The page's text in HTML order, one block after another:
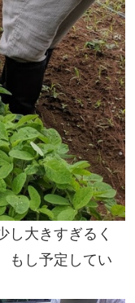
し大きすぎるく
もし予定してい